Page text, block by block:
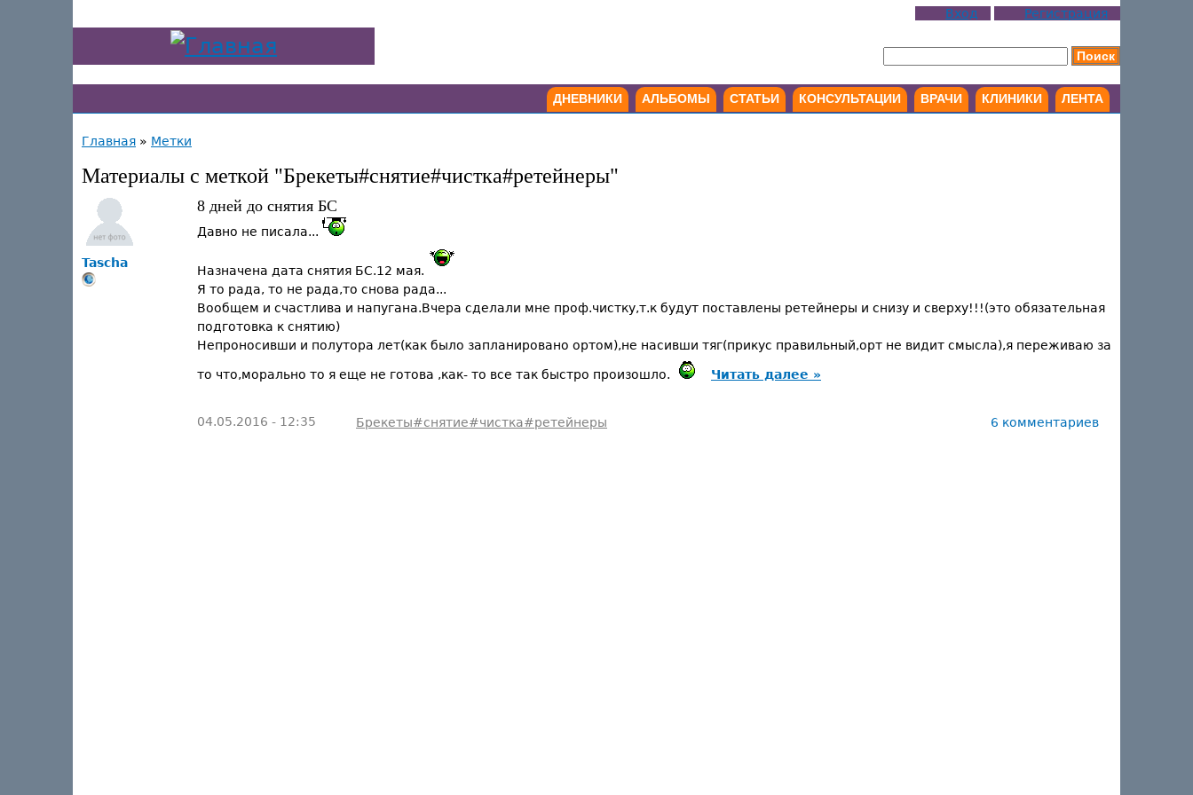
Вход Регистрация
ДНЕВНИКИ АЛЬБОМЫ СТАТЬИ КОНСУЛЬТАЦИИ ВРАЧИ КЛИНИКИ ЛЕНТА
Главная » Метки
Материалы с меткой "Брекеты#снятие#чистка#ретейнеры"
Tascha
8 дней до снятия БС
Давно не писала...
Назначена дата снятия БС.12 мая.
Я то рада, то не рада,то снова рада...
Вообщем и счастлива и напугана.Вчера сделали мне проф.чистку,т.к будут поставлены ретейнеры и снизу и сверху!!!(это обязательная
подготовка к снятию)
Непроносивши и полутора лет(как было запланировано ортом),не насивши тяг(прикус правильный,орт не видит смысла),я переживаю за
то что,морально то я еще не готова ,как- то все так быстро произошло. Читать далее »
04.05.2016 - 12:35 Брекеты#снятие#чистка#ретейнеры 6 комментариев